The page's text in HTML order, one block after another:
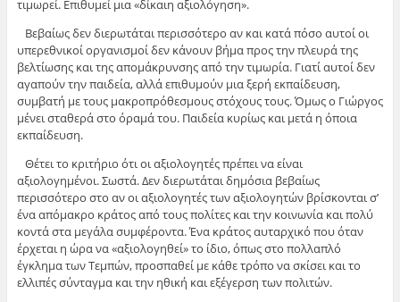
τιμωρεί. Επιθυμεί μια «δίκαιη αξιολόγηση».
Βεβαίως δεν διερωτάται περισσότερο αν και κατά πόσο αυτοί οι
υπερεθνικοί οργανισμοί δεν κάνουν βήμα προς την πλευρά της
βελτίωσης και της απομάκρυνσης από την τιμωρία. Γιατί αυτοί δεν
αγαπούν την παιδεία, αλλά επιθυμούν μια ξερή εκπαίδευση,
συμβατή με τους μακροπρόθεσμους στόχους τους. Όμως ο Γιώργος
μένει σταθερά στο όραμά του. Παιδεία κυρίως και μετά η όποια
εκπαίδευση.
Θέτει το κριτήριο ότι οι αξιολογητές πρέπει να είναι
αξιολογημένοι. Σωστά. Δεν διερωτάται δημόσια βεβαίως
περισσότερο στο αν οι αξιολογητές των αξιολογητών βρίσκονται σ’
ένα απόμακρο κράτος από τους πολίτες και την κοινωνία και πολύ
κοντά στα μεγάλα συμφέροντα. Ένα κράτος αυταρχικό που όταν
έρχεται η ώρα να «αξιολογηθεί» το ίδιο, όπως στο πολλαπλό
έγκλημα των Τεμπών, προσπαθεί με κάθε τρόπο να σκίσει και το
ελλιπές σύνταγμα και την ηθική και εξέγερση των πολιτών.